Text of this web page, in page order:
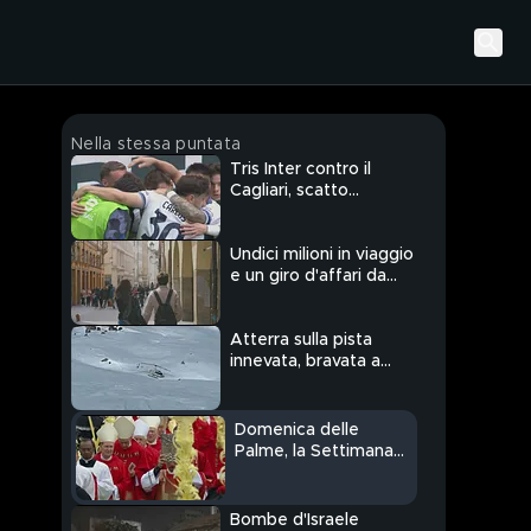
Nella stessa puntata
Tris Inter contro il
Cagliari, scatto
Undici milioni in viaggio
e un giro d'affari da
Atterra sulla pista
innevata, bravata a
Domenica delle
Palme, la Settimana
Bombe d'Israele